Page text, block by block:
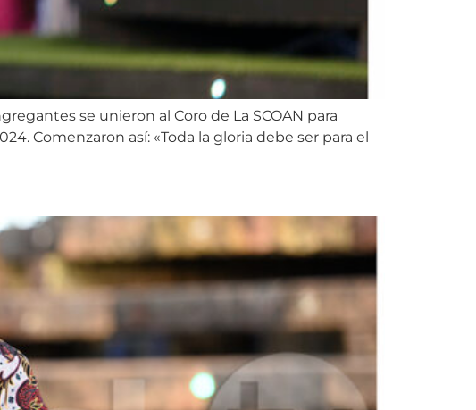
se unieron al Coro de La SCOAN para
Comenzaron así: «Toda la gloria debe ser para el